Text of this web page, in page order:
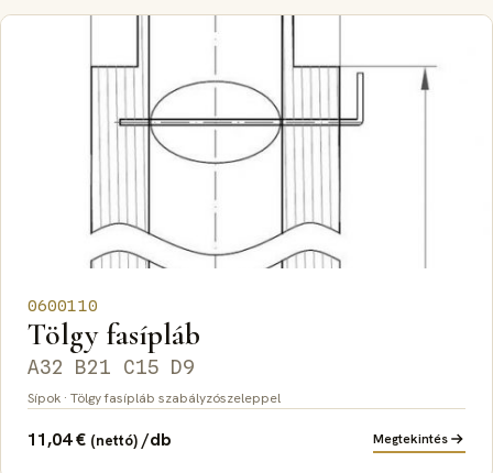
0600110
Tölgy fasípláb
A32 B21 C15 D9
Sípok · Tölgy fasípláb szabályzószeleppel
11,04€ (nettó) /db Megtekintés